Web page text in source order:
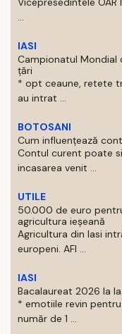
...
IASI
Campionatul Mondial
țări
* opt ceaune, retete
au intrat ...
BOTOSANI
Cum influențează
Contul curent poate
incasarea venit ...
UTILE
50.000 de euro
agricultura ieșeană
Agricultura din Iasi
europeni. AFI ...
IASI
Bacalaureat 2026 la
* emotiile revin
număr de 1 ...